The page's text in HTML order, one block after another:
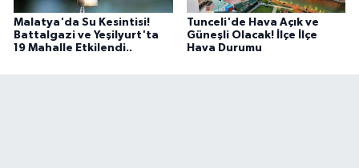
Malatya'da Su Kesintisi!
Battalgazi ve Yeşilyurt'ta
19 Mahalle Etkilendi..
Tunceli'de Hava Açık ve
Güneşli Olacak! İlçe İlçe
Hava Durumu